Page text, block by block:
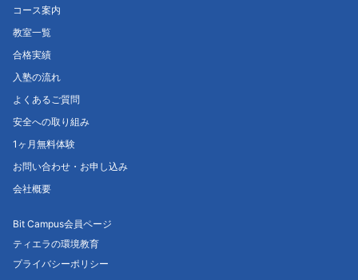
コース案内
教室一覧
合格実績
入塾の流れ
よくあるご質問
安全への取り組み
1ヶ月無料体験
お問い合わせ・お申し込み
会社概要
Bit Campus会員ページ
ティエラの環境教育
プライバシーポリシー